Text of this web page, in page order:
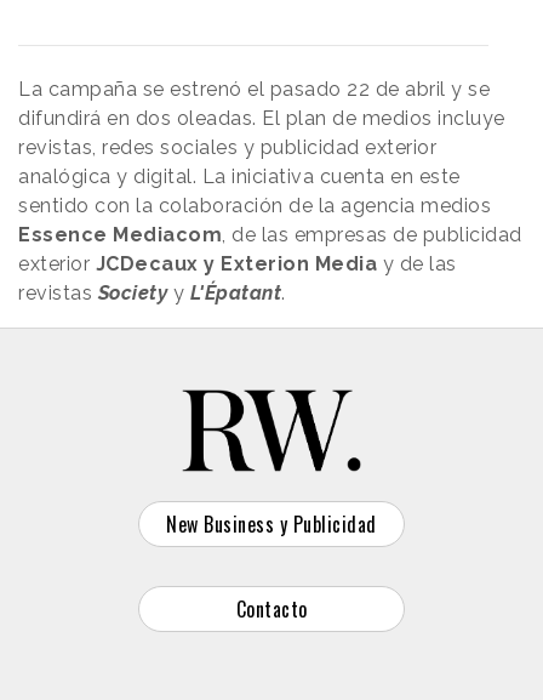
La campaña se estrenó el pasado 22 de abril y se
difundirá en dos oleadas. El plan de medios incluye
revistas, redes sociales y publicidad exterior
analógica y digital. La iniciativa cuenta en este
sentido con la colaboración de la agencia medios
Essence Mediacom , de las empresas de publicidad
exterior JCDecaux y Exterion Media y de las
revistas Societyy L'Épatant.
New Business y Publicidad
Contacto